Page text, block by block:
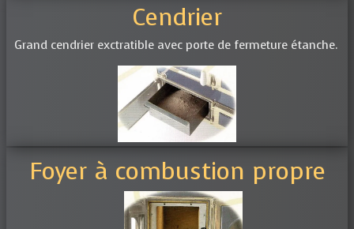
Cendrier
Grand cendrier exctratible avec porte de fermeture étanche.
Foyer à combustion propre